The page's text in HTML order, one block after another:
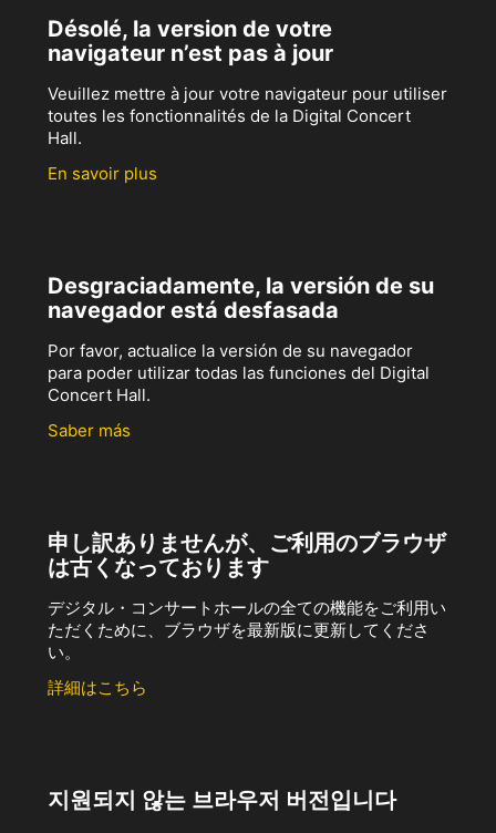
Désolé, la version de votre
navigateur n’est pas à jour
Veuillez mettre à jour votre navigateur pour utiliser
toutes les fonctionnalités de la Digital Concert
Hall.
En savoir plus
Desgraciadamente, la versión de su
navegador está desfasada
Por favor, actualice la versión de su navegador
para poder utilizar todas las funciones del Digital
Concert Hall.
Saber más
申し訳ありませんが、ご利用のブラウザ
は古くなっております
デジタル・コンサートホールの全ての機能をご利用い
ただくために、ブラウザを最新版に更新してくださ
い。
詳細はこちら
지원되지 않는 브라우저 버전입니다